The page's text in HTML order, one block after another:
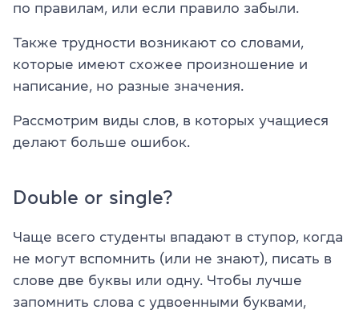
по правилам, или если правило забыли.
Также трудности возникают со словами,
которые имеют схожее произношение и
написание, но разные значения.
Рассмотрим виды слов, в которых учащиеся
делают больше ошибок.
Double or single?
Чаще всего студенты впадают в ступор, когда
не могут вспомнить (или не знают), писать в
слове две буквы или одну. Чтобы лучше
запомнить слова с удвоенными буквами,